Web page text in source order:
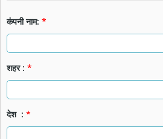
कंपनी नाम: *
शहर : *
देश : *